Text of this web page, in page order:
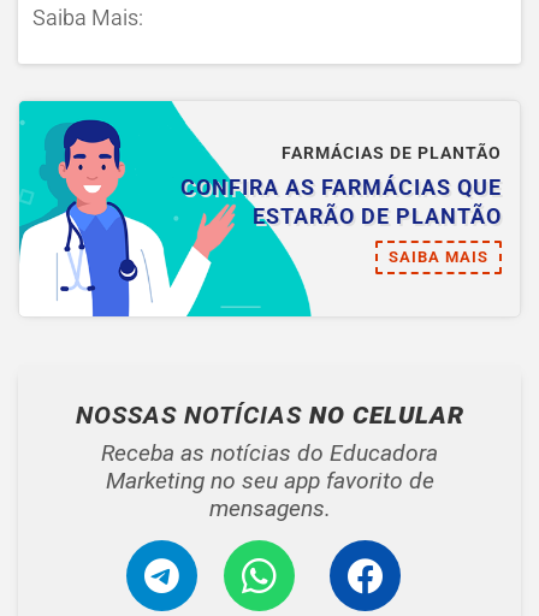
Saiba Mais:
FARMÁCIAS DE PLANTÃO
CONFIRA AS FARMÁCIAS QUE
ESTARÃO DE PLANTÃO
SAIBA MAIS
NOSSAS NOTÍCIAS NO CELULAR
Receba as notícias do Educadora
Marketing no seu app favorito de
mensagens.